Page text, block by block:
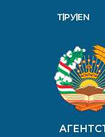
ТҶ РУEN